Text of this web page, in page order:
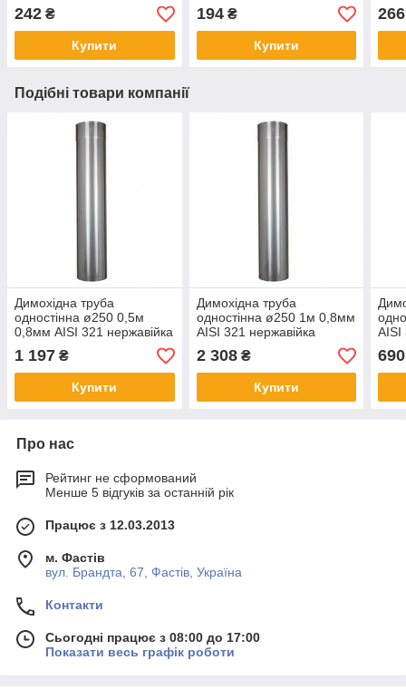
242 ₴
Купити
194₴
Купити
266
Подібні товари компанії
Димохідна труба
одностінна ø250 0,5м
0,8мм AISI 321 нержавійка
1 197 ₴
Купити
Димохідна труба
одностінна ø250 1м 0,8мм
AISI 321 нержавійка
2 308₴
Купити
AISI
690
Про нас
Рейтинг не сформований
Менше 5 відгуків за останній рік
Працює з 12.03.2013
м. Фастів
вул. Брандта, 67, Фастів, Україна
Контакти
Сьогодні працює з 08:00 до 17:00
Показати весь графік роботи